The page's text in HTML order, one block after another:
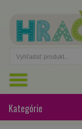
Kategórie